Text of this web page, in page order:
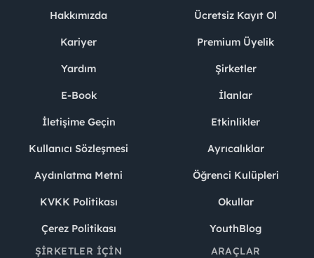
Hakkımızda
Kariyer
Yardım
E-Book
İletişime Geçin
Kullanıcı Sözleşmesi
Aydınlatma Metni
KVKK Politikası
Çerez Politikası
Ücretsiz Kayıt Ol
Premium Üyelik
Şirketler
İlanlar
Etkinlikler
Ayrıcalıklar
Öğrenci Kulüpleri
Okullar
YouthBlog
ŞIRKETLER İÇIN
ARAÇLAR